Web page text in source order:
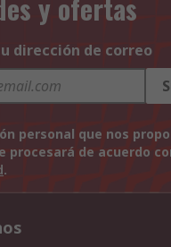
y ofertas
dirección de correo
personal que nos
procesará de acuerdo
.